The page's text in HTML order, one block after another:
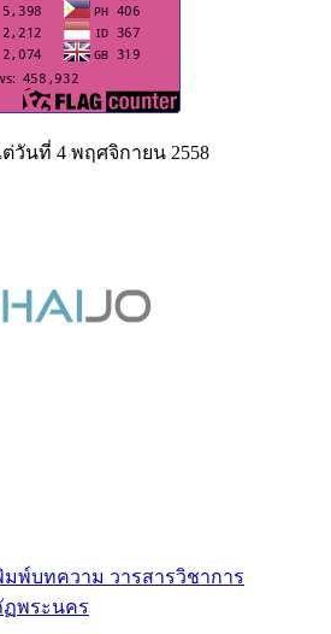
วันที่ 4 พฤศจิกายน 2558
มพ์บทความ วารสารวิชาการ
พระนคร